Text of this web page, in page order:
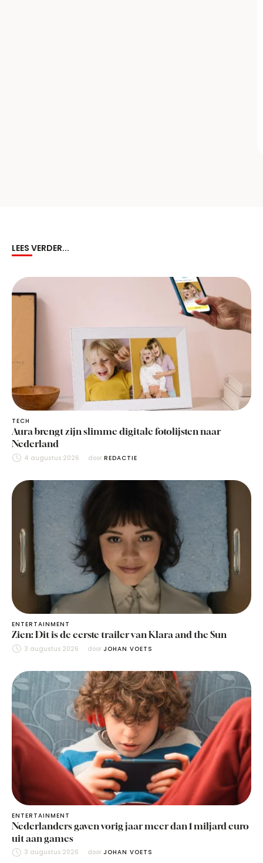
LEES VERDER...
TECH
Aura brengt zijn slimme digitale fotolijsten naar
Nederland
4 augustus 2026 door REDACTIE
ENTERTAINMENT
Zien: Dit is de eerste trailer van Klara and the Sun
3 augustus 2026 door JOHAN VOETS
ENTERTAINMENT
Nederlanders gaven vorig jaar meer dan 1 miljard euro
uit aan games
3 augustus 2026 door JOHAN VOETS